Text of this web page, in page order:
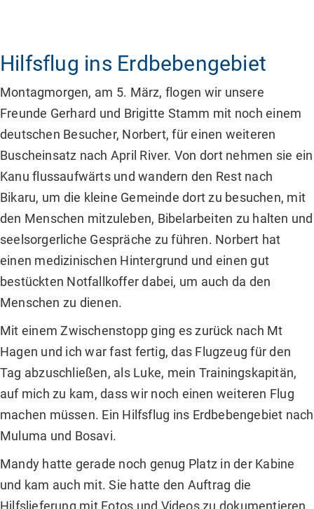
Hilfsflug ins Erdbebengebiet
Montagmorgen, am 5. März, flogen wir unsere
Freunde Gerhard und Brigitte Stamm mit noch einem
deutschen Besucher, Norbert, für einen weiteren
Buscheinsatz nach April River. Von dort nehmen sie ein
Kanu flussaufwärts und wandern den Rest nach
Bikaru, um die kleine Gemeinde dort zu besuchen, mit
den Menschen mitzuleben, Bibelarbeiten zu halten und
seelsorgerliche Gespräche zu führen. Norbert hat
einen medizinischen Hintergrund und einen gut
bestückten Notfallkoffer dabei, um auch da den
Menschen zu dienen.
Mit einem Zwischenstopp ging es zurück nach Mt
Hagen und ich war fast fertig, das Flugzeug für den
Tag abzuschließen, als Luke, mein Trainingskapitän,
auf mich zu kam, dass wir noch einen weiteren Flug
machen müssen. Ein Hilfsflug ins Erdbebengebiet nach
Muluma und Bosavi.
Mandy hatte gerade noch genug Platz in der Kabine
und kam auch mit. Sie hatte den Auftrag die
Hilfslieferung mit Fotos und Videos zu dokumentieren.